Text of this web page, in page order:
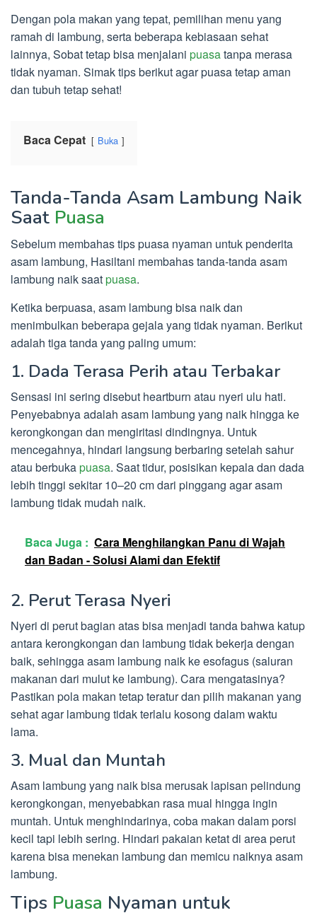
Dengan pola makan yang tepat, pemilihan menu yang
ramah di lambung, serta beberapa kebiasaan sehat
lainnya, Sobat tetap bisa menjalani puasatanpa merasa
tidak nyaman. Simak tips berikut agar puasa tetap aman
dan tubuh tetap sehat!
Baca Cepat Buka
Tanda-Tanda Asam Lambung Naik
Saat Puasa
Sebelum membahas tips puasa nyaman untuk penderita
asam lambung, Hasiltani membahas tanda-tanda asam
lambung naik saatpuasa.
Ketika berpuasa, asam lambung bisa naik dan
menimbulkan beberapa gejala yang tidak nyaman. Berikut
adalah tiga tanda yang paling umum:
1. Dada Terasa Perih atau Terbakar
Sensasi ini sering disebut heartburn atau nyeri ulu hati.
Penyebabnya adalah asam lambung yang naik hingga ke
kerongkongan dan mengiritasi dindingnya. Untuk
mencegahnya, hindari langsung berbaring setelah sahur
atau berbukapuasa. Saat tidur, posisikan kepala dan dada
lebih tinggi sekitar 10–20 cm dari pinggang agar asam
lambung tidak mudah naik.
Baca Juga : Cara Menghilangkan Panu di Wajah
dan Badan - Solusi Alami dan Efektif
2. Perut Terasa Nyeri
Nyeri di perut bagian atas bisa menjadi tanda bahwa katup
antara kerongkongan dan lambung tidak bekerja dengan
baik, sehingga asam lambung naik ke esofagus (saluran
makanan dari mulut ke lambung). Cara mengatasinya?
Pastikan pola makan tetap teratur dan pilih makanan yang
sehat agar lambung tidak terlalu kosong dalam waktu
lama.
3. Mual dan Muntah
Asam lambung yang naik bisa merusak lapisan pelindung
kerongkongan, menyebabkan rasa mual hingga ingin
muntah. Untuk menghindarinya, coba makan dalam porsi
kecil tapi lebih sering. Hindari pakaian ketat di area perut
karena bisa menekan lambung dan memicu naiknya asam
lambung.
Tips Puasa Nyaman untuk